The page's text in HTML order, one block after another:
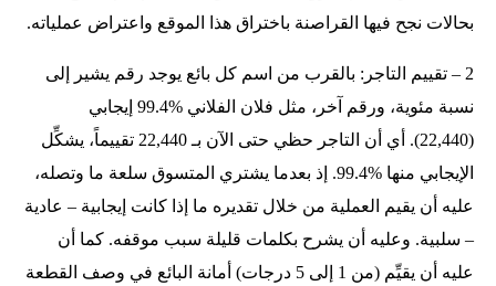
بحالات نجح فيها القراصنة باختراق هذا الموقع واعتراض عملياته.
2 – تقييم التاجر: بالقرب من اسم كل بائع يوجد رقم يشير إلى
نسبة مئوية، ورقم آخر، مثل فلان الفلاني %99.4 إيجابي
(22,440). أي أن التاجر حظي حتى الآن بـ 22,440 تقييماً، يشكِّل
الإيجابي منها %99.4. إذ بعدما يشتري المتسوق سلعة ما وتصله،
عليه أن يقيم العملية من خلال تقديره ما إذا كانت إيجابية – عادية
– سلبية. وعليه أن يشرح بكلمات قليلة سبب موقفه. كما أن
عليه أن يقيِّم (من 1 إلى 5 درجات) أمانة البائع في وصف القطعة